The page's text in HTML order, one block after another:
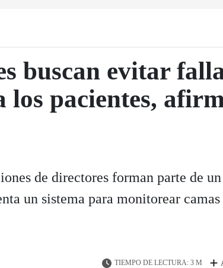
buscan evitar
los pacientes,
de directores forman parte de
un sistema para monitorear
TIEMPO DE LECTURA: 3 M